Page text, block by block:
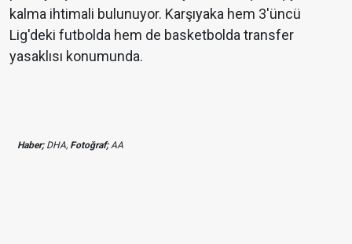
kalma ihtimali bulunuyor. Karşıyaka hem 3'üncü
Lig'deki futbolda hem de basketbolda transfer
yasaklısı konumunda.
Haber;DHA, Fotoğraf;AA